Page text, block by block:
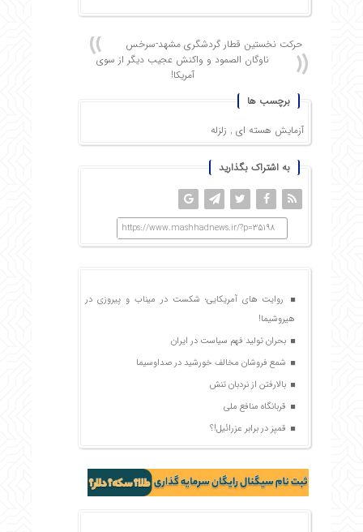
حرکت نخستین قطار گردشگری مشهد-سرخس
ناوگان الصمود و واکنش عجیب دیگر از سوی
آمریکا!
برچسب ها
آزمایش هسته ای , زلزله
به اشتراک بگذارید
https://www.mashhadnews.ir/?p=35198
روایت های آمریکایی؛ شکست در میناب و پیروزی در
هیروشیما!
بحران تولید فهم سیاست در ایران
شمع فروشان مخالف خورشید در صداوسیما
بالارفتن از نردبان تنش
قربانگاه منافع ملی
قمپز در برابر عزرائیل!؟